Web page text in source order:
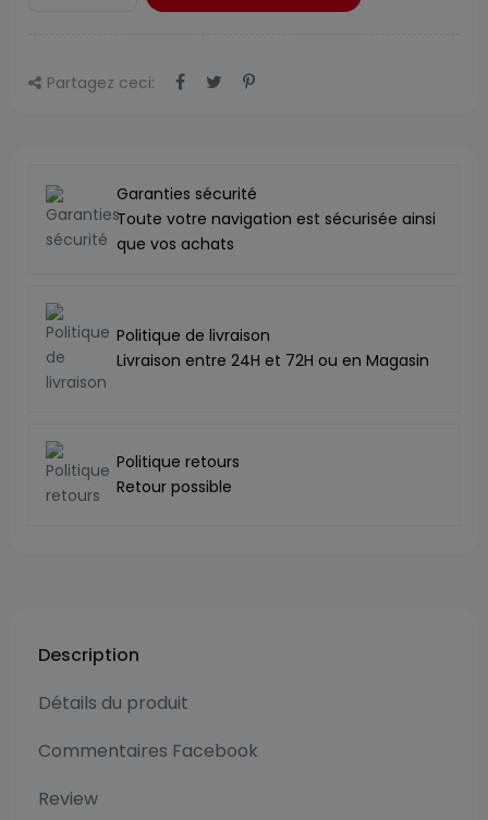
Partagez ceci:
Garanties sécurité
Toute votre navigation est sécurisée ainsi
que vos achats
Politique de livraison
Livraison entre 24H et 72H ou en Magasin
Politique retours
Retour possible
Description
Détails du produit
Commentaires Facebook
Review